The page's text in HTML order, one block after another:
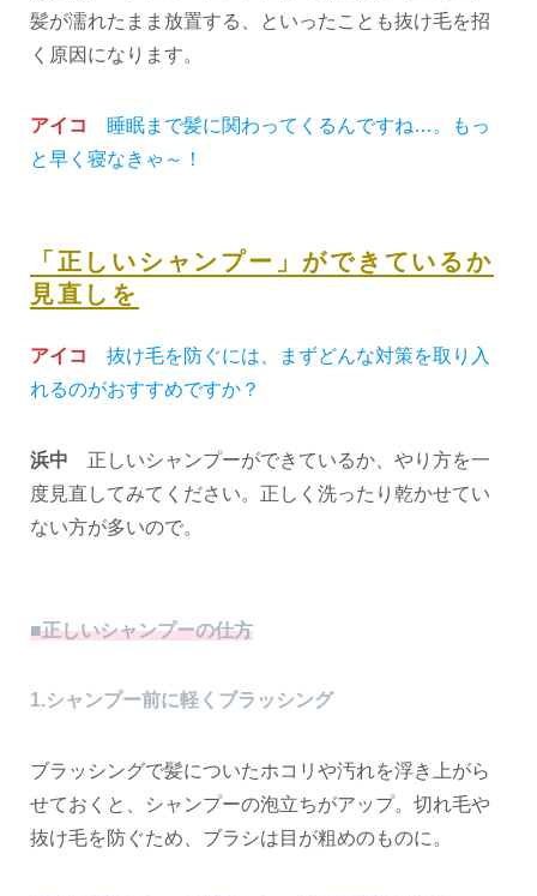
髪が濡れたまま放置する、といったことも抜け毛を招
く原因になります。
アイコ
睡眠まで髪に関わってくるんですね…。もっ
と早く寝なきゃ～！
「正しいシャンプー」ができているか
見直しを
アイコ
抜け毛を防ぐには、まずどんな対策を取り入
れるのがおすすめですか？
浜中 正しいシャンプーができているか、やり方を一
度見直してみてください。正しく洗ったり乾かせてい
ない方が多いので。
■正しいシャンプーの仕方
1.シャンプー前に軽くブラッシング
ブラッシングで髪についたホコリや汚れを浮き上がら
せておくと、シャンプーの泡立ちがアップ。切れ毛や
抜け毛を防ぐため、ブラシは目が粗めのものに。